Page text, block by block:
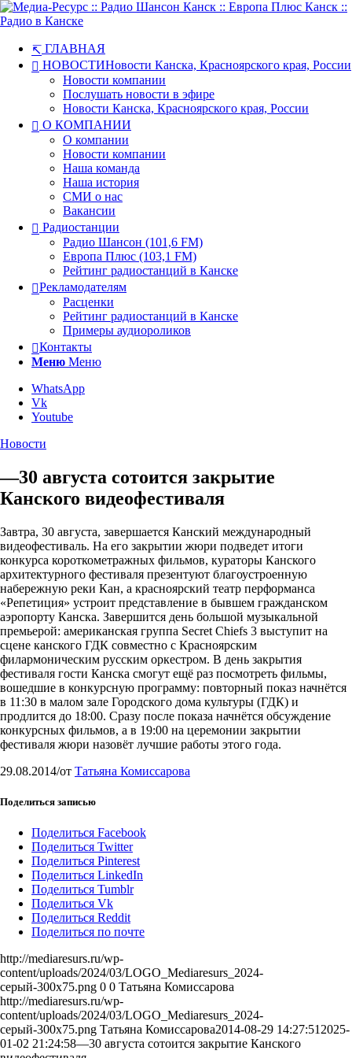
ГЛАВНАЯ
НОВОСТИНовости Канска, Красноярского края, России
Новости компании
Послушать новости в эфире
Новости Канска, Красноярского края, России
О КОМПАНИИ
О компании
Новости компании
Наша команда
Наша история
СМИ о нас
Вакансии
Радиостанции
Радио Шансон (101,6 FM)
Европа Плюс (103,1 FM)
Рейтинг радиостанций в Канске
Рекламодателям
Расценки
Рейтинг радиостанций в Канске
Примеры аудиороликов
Контакты
Меню Меню
WhatsApp
Vk
Youtube
Новости
—30 августа сотоится закрытие
Канского видеофестиваля
Завтра, 30 августа, завершается Канский международный
видеофестиваль. На его закрытии жюри подведет итоги
конкурса короткометражных фильмов, кураторы Канского
архитектурного фестиваля презентуют благоустроенную
набережную реки Кан, а красноярский театр перформанса
«Репетиция» устроит представление в бывшем гражданском
аэропорту Канска. Завершится день большой музыкальной
премьерой: американская группа Secret Chiefs 3 выступит на
сцене канского ГДК совместно с Красноярским
филармоническим русским оркестром. В день закрытия
фестиваля гости Канска смогут ещё раз посмотреть фильмы,
вошедшие в конкурсную программу: повторный показ начнётся
в 11:30 в малом зале Городского дома культуры (ГДК) и
продлится до 18:00. Сразу после показа начнётся обсуждение
конкурсных фильмов, а в 19:00 на церемонии закрытии
фестиваля жюри назовёт лучшие работы этого года.
29.08.2014/от Татьяна Комиссарова
Поделиться записью
Поделиться Facebook
Поделиться Twitter
Поделиться Pinterest
Поделиться LinkedIn
Поделиться Tumblr
Поделиться Vk
Поделиться Reddit
Поделиться по почте
http://mediaresurs.ru/wp-
content/uploads/2024/03/LOGO_Mediaresurs_2024-
серый-300x75.png 0 0 Татьяна Комиссарова
http://mediaresurs.ru/wp-
content/uploads/2024/03/LOGO_Mediaresurs_2024-
серый-300x75.png Татьяна Комиссарова2014-08-29 14:27:51 2025-
01-02 21:24:58—30 августа сотоится закрытие Канского